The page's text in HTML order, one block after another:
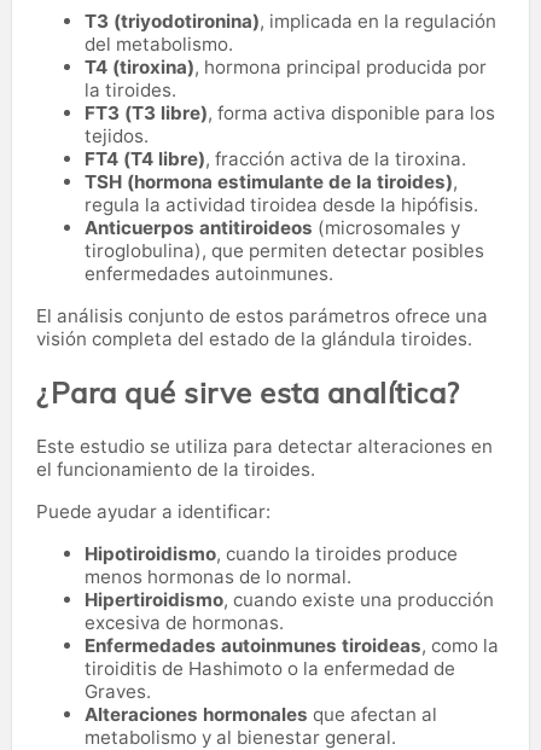
T3 (triyodotironina), implicada en la regulación
del metabolismo.
T4 (tiroxina), hormona principal producida por
la tiroides.
FT3 (T3 libre), forma activa disponible para los
tejidos.
FT4 (T4 libre), fracción activa de la tiroxina.
TSH (hormona estimulante de la tiroides),
regula la actividad tiroidea desde la hipófisis.
Anticuerpos antitiroideos (microsomales y
tiroglobulina), que permiten detectar posibles
enfermedades autoinmunes.
El análisis conjunto de estos parámetros ofrece una
visión completa del estado de la glándula tiroides.
¿Para qué sirve esta analítica?
Este estudio se utiliza para detectar alteraciones en
el funcionamiento de la tiroides.
Puede ayudar a identificar:
Hipotiroidismo, cuando la tiroides produce
menos hormonas de lo normal.
Hipertiroidismo, cuando existe una producción
excesiva de hormonas.
Enfermedades autoinmunes tiroideas, como la
tiroiditis de Hashimoto o la enfermedad de
Graves.
Alteraciones hormonales que afectan al
metabolismo y al bienestar general.